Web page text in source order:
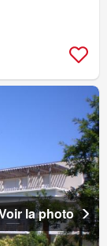
la photo